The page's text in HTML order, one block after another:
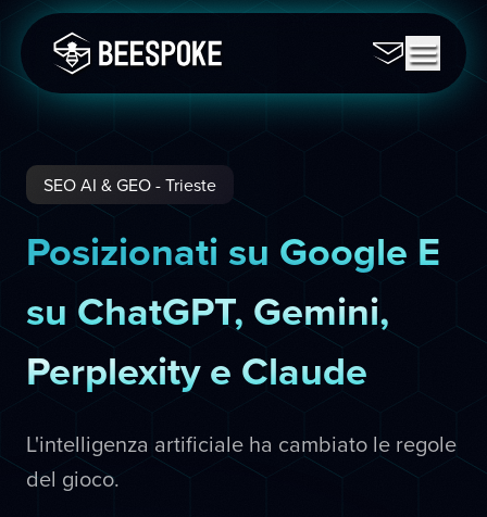
SEO AI & GEO - Trieste
Posizionati su Google E
su ChatGPT, Gemini,
Perplexity e Claude
L'intelligenza artificiale ha cambiato le regole
del gioco.